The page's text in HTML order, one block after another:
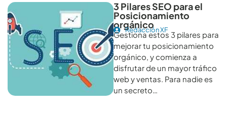
3 Pilares SEO para el
Posicionamiento
orgánico
Redacción XF
Gestiona estos 3 pilares para
mejorar tu posicionamiento
orgánico, y comienza a
disfrutar de un mayor tráfico
web y ventas. Para nadie es
un secreto…